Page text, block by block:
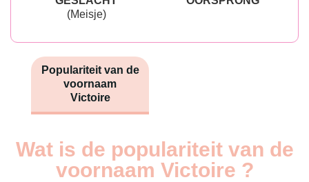
(Meisje)
Populariteit van de
voornaam
Victoire
Wat is de populariteit van de
voornaam Victoire ?
Année
Nouveaux-
nés
17